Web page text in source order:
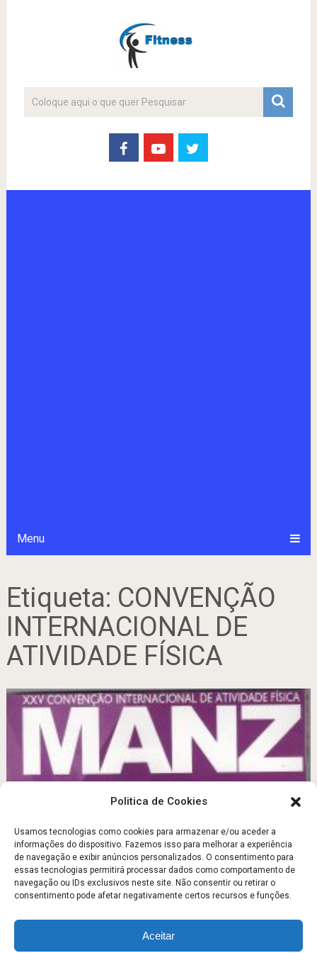
Politica de Cookies
Usamos tecnologias como cookies para armazenar e/ou aceder a
informações do dispositivo. Fazemos isso para melhorar a experiência
de navegação e exibir anúncios personalizados. O consentimento para
essas tecnologias permitirá processar dados como comportamento de
navegação ou IDs exclusivos neste site. Não consentir ou retirar o
consentimento pode afetar negativamente certos recursos e funções.
Aceitar
Menu
Etiqueta: CONVENÇÃO
INTERNACIONAL DE
ATIVIDADE FÍSICA
XXV CONVENÇÃO INTERNACIONAL DE ATIVIDADE
FÍSICA
Outubro 25, 2018